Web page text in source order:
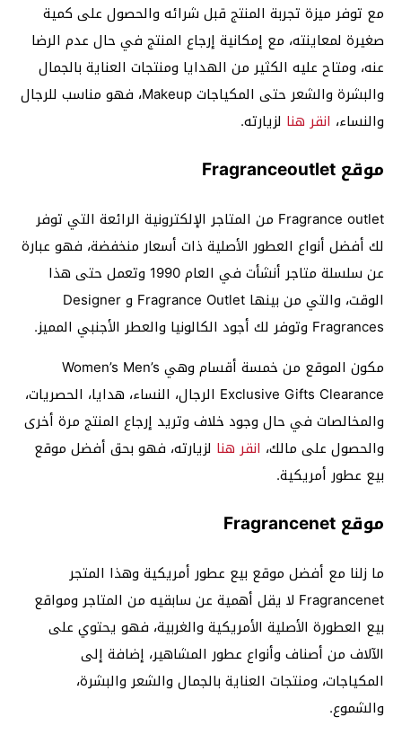
مع توفر ميزة تجربة المنتج قبل شرائه والحصول على كمية
صغيرة لمعاينته، مع إمكانية إرجاع المنتج في حال عدم الرضا
عنه، ومتاح عليه الكثير من الهدايا ومنتجات العناية بالجمال
والبشرة والشعر حتى المكياجات Makeup، فهو مناسب للرجال
والنساء، انقر هنا لزيارته.
موقع Fragranceoutlet
Fragrance outlet من المتاجر الإلكترونية الرائعة التي توفر
لك أفضل أنواع العطور الأصلية ذات أسعار منخفضة، فهو عبارة
عن سلسلة متاجر أنشأت في العام 1990 وتعمل حتى هذا
الوقت، والتي من بينها Fragrance Outlet و Designer
Fragrances وتوفر لك أجود الكالونيا والعطر الأجنبي المميز.
مكون الموقع من خمسة أقسام وهي Women’s Men’s
Exclusive Gifts Clearance الرجال، النساء، هدايا، الحصريات،
والمخالصات في حال وجود خلاف وتريد إرجاع المنتج مرة أخرى
والحصول على مالك، انقر هنا لزيارته، فهو بحق أفضل موقع
بيع عطور أمريكية.
موقع Fragrancenet
ما زلنا مع أفضل موقع بيع عطور أمريكية وهذا المتجر
Fragrancenet لا يقل أهمية عن سابقيه من المتاجر ومواقع
بيع العطورة الأصلية الأمريكية والغربية، فهو يحتوي على
الآلاف من أصناف وأنواع عطور المشاهير، إضافة إلى
المكياجات، ومنتجات العناية بالجمال والشعر والبشرة،
والشموع.